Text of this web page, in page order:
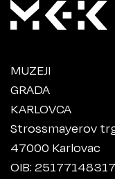
MUZEJI
GRADA
KARLOVCA
Strossmayerov
47000 Karlovac
OIB: 25177148317